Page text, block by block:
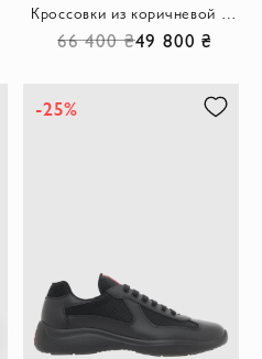
Кроссовки из коричневой замши и телячьей кожи женские
66 400 ₴49 800 ₴
-25%